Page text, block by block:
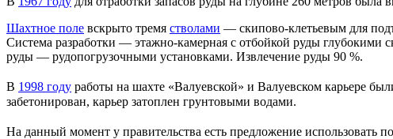
Шахтное поле вскрыто тремя стволами — скипово-клетьевым для
Система разработки — этажно-камерная с отбойкой руды
руды — рудопогрузочными установками. Извлечение руды 90 %.
В 1998 году работы на шахте «Валуевской» и Валуевском карьере
забетонирован, карьер затоплен грунтовыми водами.
На данный момент у правительства есть предложение